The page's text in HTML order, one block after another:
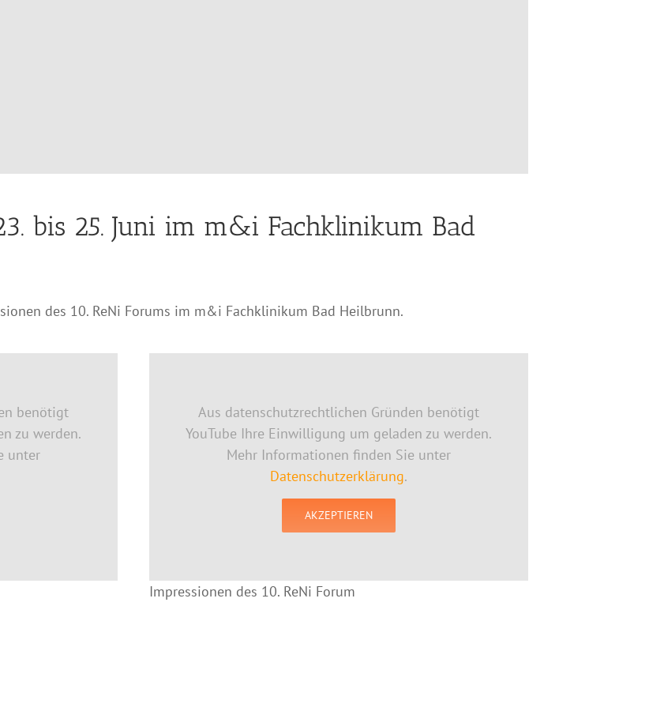
bis 25. Juni im m&i Fachklinikum Bad
des 10. ReNi Forums im m&i Fachklinikum Bad Heilbrunn.
benötigt
zu werden.
unter
Aus datenschutzrechtlichen Gründen benötigt
YouTube Ihre Einwilligung um geladen zu werden.
Mehr Informationen finden Sie unter
Datenschutzerklärung.
AKZEPTIEREN
Impressionen des 10. ReNi Forum